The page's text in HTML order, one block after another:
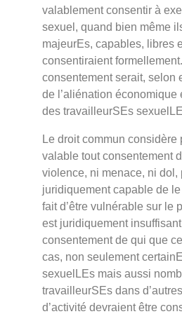
valablement consentir à
sexuel, quand bien même
majeurEs, capables, libres
consentiraient
consentement serait, selon
de l’aliénation économique
des travailleurSEs
Le droit commun considère
valable tout consentement
violence, ni menace, ni dol,
juridiquement capable de le
fait d’être vulnérable sur le
est juridiquement
consentement de qui que
cas, non seulement
sexuelLEs mais aussi
travailleurSEs dans
d’activité devraient être